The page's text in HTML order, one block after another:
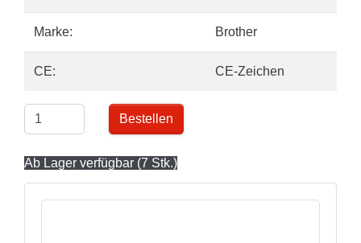
Marke: Brother
CE: CE-Zeichen
Bestellen
Ab Lager verfügbar (7 Stk.)